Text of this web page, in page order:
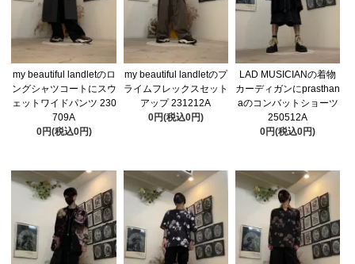
my beautiful landletのロ
ングシャツコートにスウ
ェットワイドパンツ 230
709A
0円(税込0円)
my beautiful landletのプ
ライムフレックスセット
アップ 231212A
0円(税込0円)
LAD MUSICIANの着物
カーディガンにprasthan
aのコンバットショーツ
250512A
0円(税込0円)